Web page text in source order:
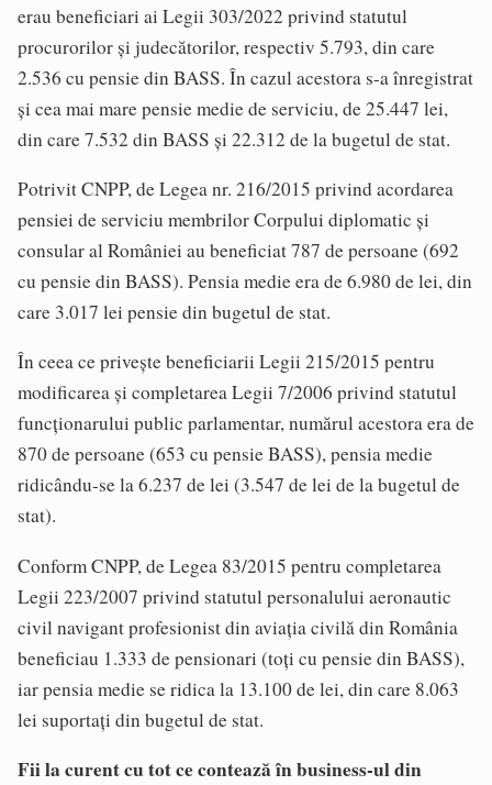
erau beneficiari ai Legii 303/2022 privind statutul
procurorilor şi judecătorilor, respectiv 5.793, din care
2.536 cu pensie din BASS. În cazul acestora s-a înregistrat
şi cea mai mare pensie medie de serviciu, de 25.447 lei,
din care 7.532 din BASS şi 22.312 de la bugetul de stat.
Potrivit CNPP, de Legea nr. 216/2015 privind acordarea
pensiei de serviciu membrilor Corpului diplomatic şi
consular al României au beneficiat 787 de persoane (692
cu pensie din BASS). Pensia medie era de 6.980 de lei, din
care 3.017 lei pensie din bugetul de stat.
În ceea ce priveşte beneficiarii Legii 215/2015 pentru
modificarea şi completarea Legii 7/2006 privind statutul
funcţionarului public parlamentar, numărul acestora era de
870 de persoane (653 cu pensie BASS), pensia medie
ridicându-se la 6.237 de lei (3.547 de lei de la bugetul de
stat).
Conform CNPP, de Legea 83/2015 pentru completarea
Legii 223/2007 privind statutul personalului aeronautic
civil navigant profesionist din aviaţia civilă din România
beneficiau 1.333 de pensionari (toţi cu pensie din BASS),
iar pensia medie se ridica la 13.100 de lei, din care 8.063
lei suportaţi din bugetul de stat.
Fii la curent cu tot ce contează în business-ul din